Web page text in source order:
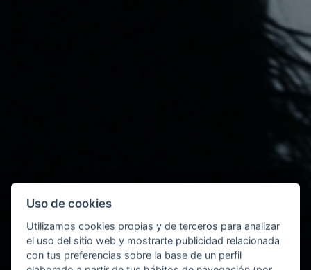
Uso de cookies
Utilizamos cookies propias y de terceros para analizar
el uso del sitio web y mostrarte publicidad relacionada
con tus preferencias sobre la base de un perfil